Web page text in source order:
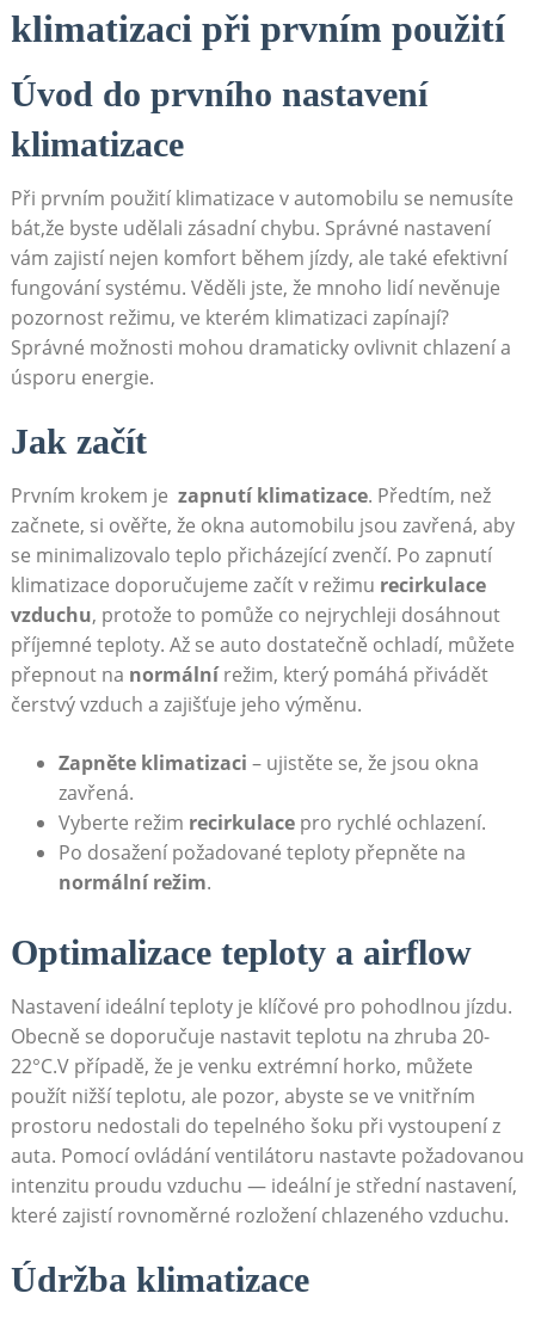
klimatizaci při prvním použití
Úvod⁢ do ‍prvního ‌nastavení
klimatizace
Při⁣ prvním použití ‌klimatizace v⁢ automobilu ​se⁤ nemusíte
bát,že byste udělali zásadní chybu. Správné nastavení⁣
vám zajistí⁤ nejen komfort během ⁣jízdy, ale​ také efektivní
fungování systému. Věděli‌ jste, že​ mnoho lidí nevěnuje
pozornost režimu,​ ve ⁣kterém klimatizaci ⁣zapínají?
Správné možnosti⁢ mohou dramaticky ovlivnit ⁣chlazení a
úsporu⁤ energie.
Jak začít
Prvním krokem je ⁣ zapnutí klimatizace. Předtím,⁤ než
začnete, si ověřte, že okna‍ automobilu jsou zavřená,⁤ aby⁢
se minimalizovalo teplo ‌přicházející ⁢zvenčí. Po‍ zapnutí
klimatizace⁤ doporučujeme začít v režimu recirkulace
vzduchu, protože to pomůže co nejrychleji dosáhnout
příjemné teploty. Až se auto dostatečně ochladí, můžete‍
přepnout na normálnírežim, který ​pomáhá přivádět
čerstvý vzduch ​a zajišťuje jeho výměnu.
Zapněte klimatizaci – ujistěte se, že jsou okna
zavřená.
Vyberte ‌režim recirkulacepro rychlé⁤ ochlazení.
Po dosažení požadované teploty přepněte ⁢na
normální režim.
Optimalizace⁤ teploty a airflow
Nastavení ideální teploty je⁤ klíčové pro pohodlnou jízdu.
⁣Obecně⁢ se doporučuje nastavit⁢ teplotu na ​zhruba‌ 20-
22°C.V ⁤případě, ⁢že je‍ venku extrémní horko, ⁢můžete
použít nižší teplotu, ale pozor, abyste se ⁢ve vnitřním‌
prostoru nedostali do ‍tepelného šoku při vystoupení z⁤
auta.​ Pomocí⁢ ovládání ventilátoru nastavte požadovanou
⁣intenzitu proudu vzduchu — ideální je střední nastavení,‍
které zajistí rovnoměrné rozložení chlazeného vzduchu.
Údržba klimatizace